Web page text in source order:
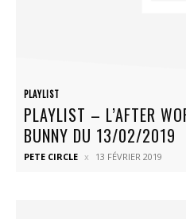
PLAYLIST
PLAYLIST – L’AFTER
BUNNY DU 13/02/2019
PETE CIRCLE 13 FÉVRIER 2019